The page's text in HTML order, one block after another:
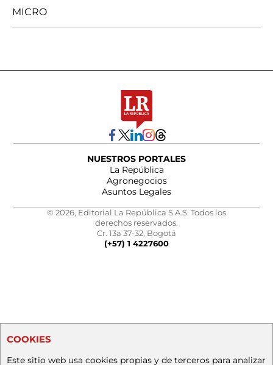
MICRO
NUESTROS PORTALES
La República
Agronegocios
Asuntos Legales
© 2026, Editorial La República S.A.S. Todos los
derechos reservados.
Cr. 13a 37-32, Bogotá
(+57) 1 4227600
COOKIES
Este sitio web usa cookies propias y de terceros para analizar